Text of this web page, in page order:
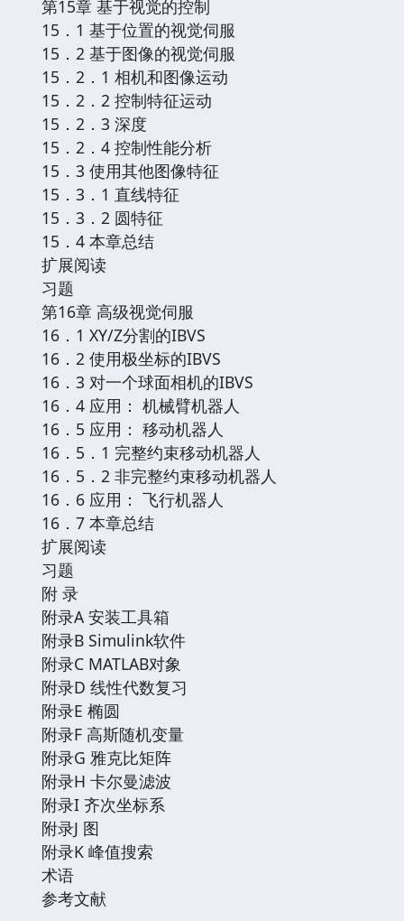
第15章 基于视觉的控制
15．1 基于位置的视觉伺服
15．2 基于图像的视觉伺服
15．2．1 相机和图像运动
15．2．2 控制特征运动
15．2．3 深度
15．2．4 控制性能分析
15．3 使用其他图像特征
15．3．1 直线特征
15．3．2 圆特征
15．4 本章总结
扩展阅读
习题
第16章 高级视觉伺服
16．1 XY/Z分割的IBVS
16．2 使用极坐标的IBVS
16．3 对一个球面相机的IBVS
16．4 应用： 机械臂机器人
16．5 应用： 移动机器人
16．5．1 完整约束移动机器人
16．5．2 非完整约束移动机器人
16．6 应用： 飞行机器人
16．7 本章总结
扩展阅读
习题
附 录
附录A 安装工具箱
附录B Simulink软件
附录C MATLAB对象
附录D 线性代数复习
附录E 椭圆
附录F 高斯随机变量
附录G 雅克比矩阵
附录H 卡尔曼滤波
附录I 齐次坐标系
附录J 图
附录K 峰值搜索
术语
参考文献